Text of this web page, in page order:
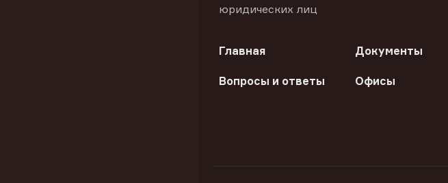
юридических лиц
Главная Документы
Вопросы и ответы Офисы